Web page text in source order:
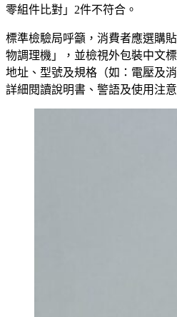
零組件比對」2件不符合。
標準檢驗局呼籲，消費者應選購
物調理機」，並檢視外包裝中文
地址、型號及規格（如：電壓及
詳細閱讀說明書、警語及使用注意